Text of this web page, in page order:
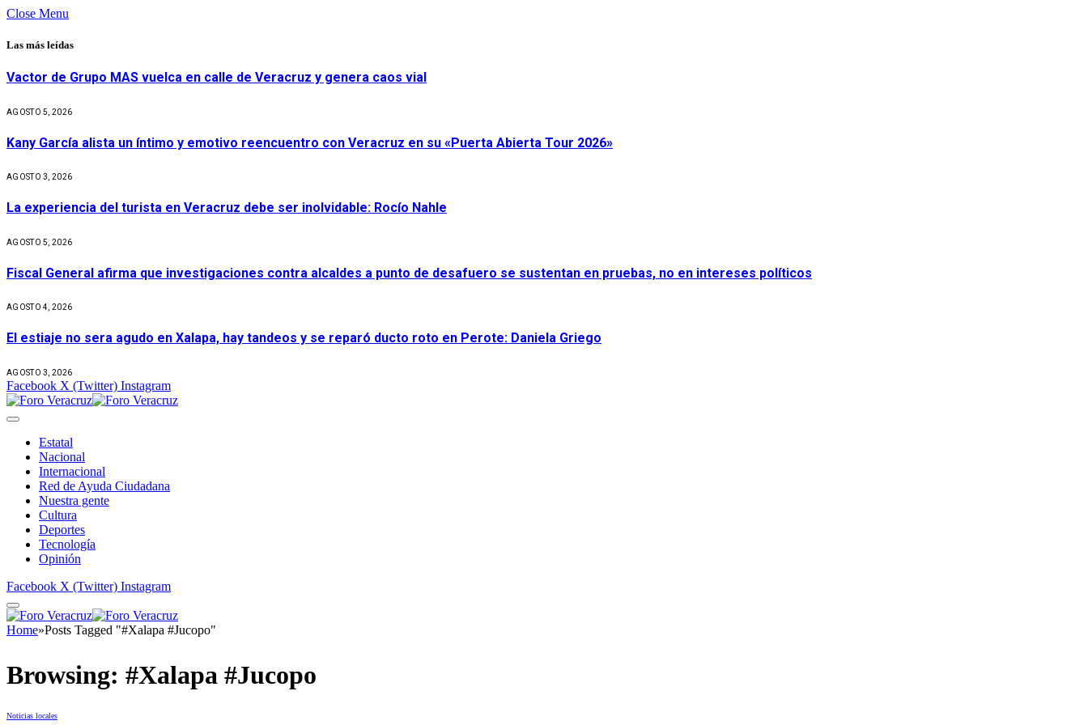
Close Menu
Las más leídas
Vactor de Grupo MAS vuelca en calle de Veracruz y genera caos vial
AGOSTO 5, 2026
Kany García alista un íntimo y emotivo reencuentro con Veracruz en su «Puerta Abierta Tour 2026»
AGOSTO 3, 2026
La experiencia del turista en Veracruz debe ser inolvidable: Rocío Nahle
AGOSTO 5, 2026
Fiscal General afirma que investigaciones contra alcaldes a punto de desafuero se sustentan en pruebas, no en intereses políticos
AGOSTO 4, 2026
El estiaje no sera agudo en Xalapa, hay tandeos y se reparó ducto roto en Perote: Daniela Griego
AGOSTO 3, 2026
Facebook X (Twitter) Instagram
Estatal
Nacional
Internacional
Red de Ayuda Ciudadana
Nuestra gente
Cultura
Deportes
Tecnología
Opinión
Facebook X (Twitter) Instagram
Home»Posts Tagged "#Xalapa #Jucopo"
Browsing: #Xalapa #Jucopo
Noticias locales